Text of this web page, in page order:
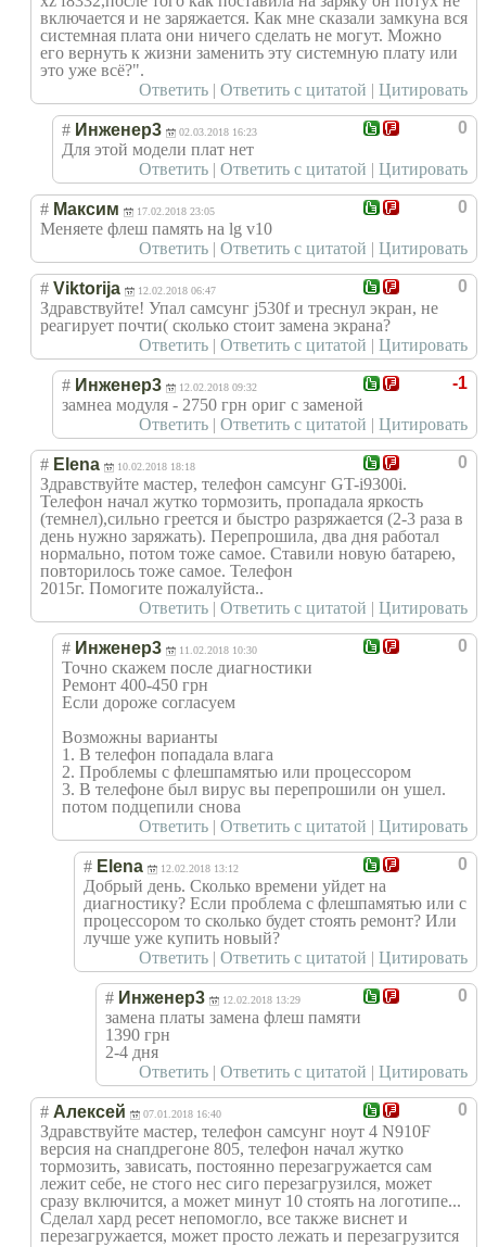
включается и не заряжается. Как мне сказали замкуна вся
системная плата они ничего сделать не могут. Можно
его вернуть к жизни заменить эту системную плату или
это уже всё?".
Ответить | Ответить с цитатой | Цитировать
0
# Инженер3 02.03.2018 16:23
Для этой модели плат нет
Ответить | Ответить с цитатой | Цитировать
0
# Максим 17.02.2018 23:05
Меняете флеш память на lg v10
Ответить | Ответить с цитатой | Цитировать
0
# Viktorija 12.02.2018 06:47
Здравствуйте! Упал самсунг j530f и треснул экран, не
реагирует почти( сколько стоит замена экрана?
Ответить | Ответить с цитатой | Цитировать
-1
# Инженер3 12.02.2018 09:32
замнеа модуля - 2750 грн ориг с заменой
Ответить | Ответить с цитатой | Цитировать
0
# Elena 10.02.2018 18:18
Здравствуйте мастер, телефон самсунг GT-i9300i.
Телефон начал жутко тормозить, пропадала яркость
(темнел),сильно греется и быстро разряжается (2-3 раза в
день нужно заряжать). Перепрошила, два дня работал
нормально, потом тоже самое. Ставили новую батарею,
повторилось тоже самое. Телефон
2015г. Помогите пожалуйста..
Ответить | Ответить с цитатой | Цитировать
0
# Инженер3 11.02.2018 10:30
Точно скажем после диагностики
Ремонт 400-450 грн
Если дороже согласуем
Возможны варианты
1. В телефон попадала влага
2. Проблемы с флешпамятью или процессором
3. В телефоне был вирус вы перепрошили он ушел.
потом подцепили снова
Ответить | Ответить с цитатой | Цитировать
0
# Elena 12.02.2018 13:12
Добрый день. Сколько времени уйдет на
диагностику? Если проблема с флешпамятью или с
процессором то сколько будет стоять ремонт? Или
лучше уже купить новый?
Ответить | Ответить с цитатой | Цитировать
0
# Инженер3 12.02.2018 13:29
замена платы замена флеш памяти
1390 грн
2-4 дня
Ответить | Ответить с цитатой | Цитировать
0
# Алексей 07.01.2018 16:40
Здравствуйте мастер, телефон самсунг ноут 4 N910F
версия на снапдрегоне 805, телефон начал жутко
тормозить, зависать, постоянно перезагружается сам
лежит себе, не стого нес сиго перезагрузился, может
сразу включится, а может минут 10 стоять на логотипе...
Сделал хард ресет непомогло, все также виснет и
перезагружается, может просто лежать и перезагрузится